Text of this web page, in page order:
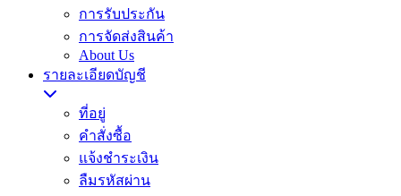
การรับประกัน
การจัดส่งสินค้า
About Us
รายละเอียดบัญชี
ที่อยู่
คำสั่งซื้อ
แจ้งชำระเงิน
ลืมรหัสผ่าน